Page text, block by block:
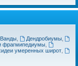
Ванды, Дендробиумы,
фрагмипедиумы,
умеренных широт,